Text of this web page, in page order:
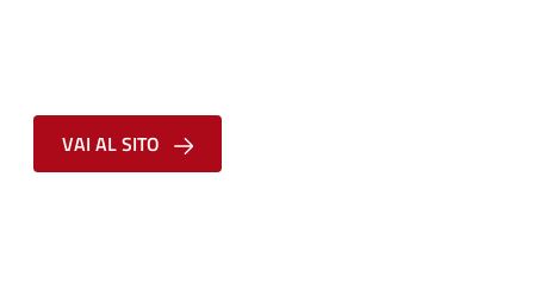
VAI AL SITO